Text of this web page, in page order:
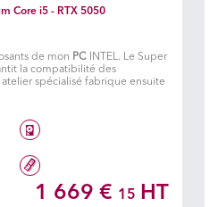
Core i5 - RTX 5050
de mon PC INTEL. Le Super
la compatibilité des
atelier spécialisé fabrique ensuite
1.024 To SSD
32 Go DDR5 5600 MHz
1 669 € 15 HT